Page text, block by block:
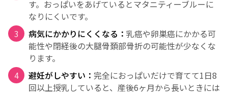
す。おっぱいをあげているとマタニティーブルーに
なりにくいです。
病気にかかりにくくなる： 乳癌や卵巣癌にかかる可
能性や閉経後の大腿骨頚部骨折の可能性が少なくな
ります。
避妊がしやすい： 完全におっぱいだけで育てて1日8
回以上授乳していると、産後6ヶ月から長いときには